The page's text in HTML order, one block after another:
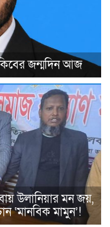
জন্মদিন আজ
উলানিয়ার মন জয়,
‘মানবিক মামুন’!